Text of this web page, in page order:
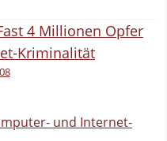
und Internet-